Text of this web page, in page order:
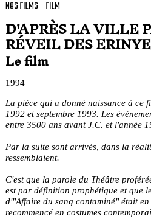
NOS FILMS FILM
D'APRÈS LA VILLE
RÉVEIL DES
Le film
1994
La pièce qui a donné naissance à ce
1992 et septembre 1993. Les
entre 3500 ans avant J.C. et l'année
Par la suite sont arrivés, dans la
ressemblaient.
C'est que la parole du Théâtre
est par définition prophétique et que
d'"Affaire du sang contaminé" était
recommencé en costumes